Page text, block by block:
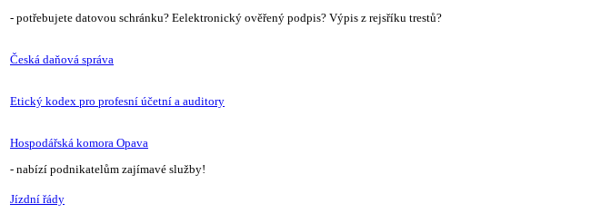
- potřebujete datovou schránku? Eelektronický ověřený podpis? Výpis z rejsříku trestů?
Česká daňová správa
Etický kodex pro profesní účetní a auditory
Hospodářská komora Opava
- nabízí podnikatelům zajímavé služby!
Jízdní řády